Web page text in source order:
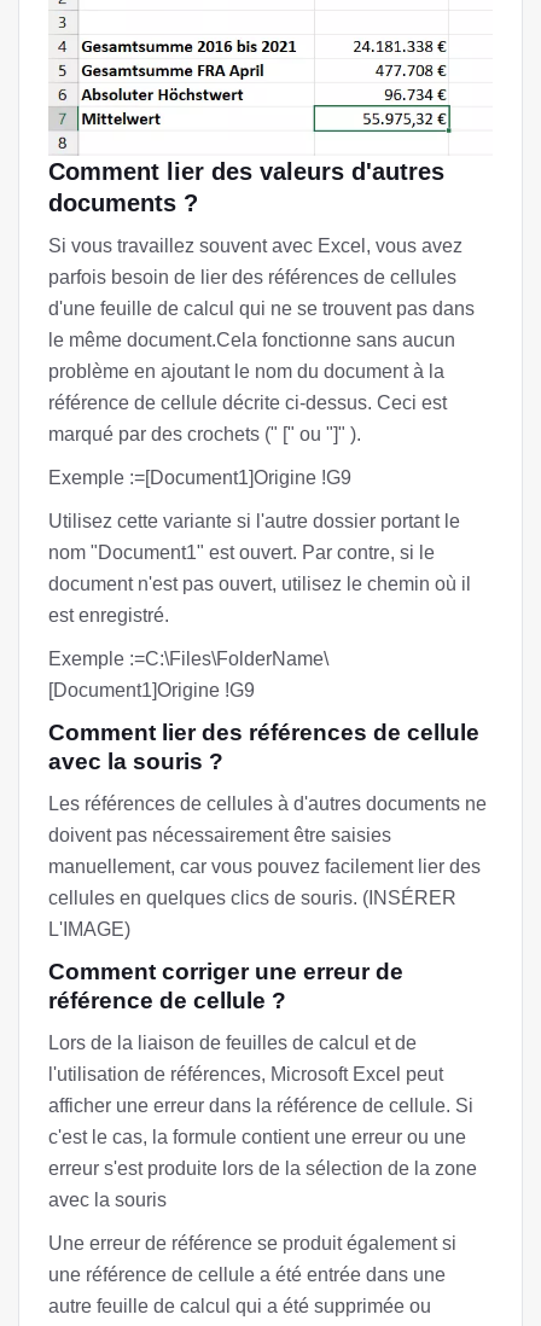
Comment lier des valeurs d'autres
documents ?
Si vous travaillez souvent avec Excel, vous avez
parfois besoin de lier des références de cellules
d'une feuille de calcul qui ne se trouvent pas dans
le même document.Cela fonctionne sans aucun
problème en ajoutant le nom du document à la
référence de cellule décrite ci-dessus. Ceci est
marqué par des crochets (" [" ou "]" ).
Exemple :=[Document1]Origine !G9
Utilisez cette variante si l'autre dossier portant le
nom "Document1" est ouvert. Par contre, si le
document n'est pas ouvert, utilisez le chemin où il
est enregistré.
Exemple :=C:\Files\FolderName\
[Document1]Origine !G9
Comment lier des références de cellule
avec la souris ?
Les références de cellules à d'autres documents ne
doivent pas nécessairement être saisies
manuellement, car vous pouvez facilement lier des
cellules en quelques clics de souris. (INSÉRER
L'IMAGE)
Comment corriger une erreur de
référence de cellule ?
Lors de la liaison de feuilles de calcul et de
l'utilisation de références, Microsoft Excel peut
afficher une erreur dans la référence de cellule. Si
c'est le cas, la formule contient une erreur ou une
erreur s'est produite lors de la sélection de la zone
avec la souris
Une erreur de référence se produit également si
une référence de cellule a été entrée dans une
autre feuille de calcul qui a été supprimée ou